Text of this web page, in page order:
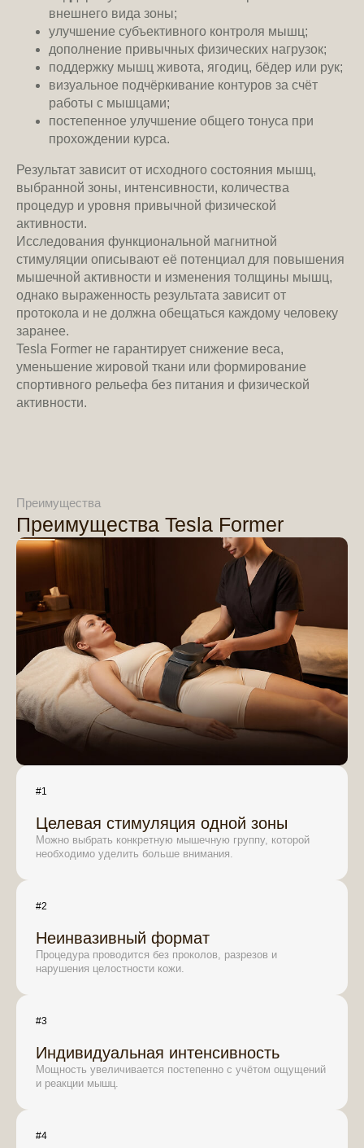
внешнего вида зоны;
улучшение субъективного контроля мышц;
дополнение привычных физических нагрузок;
поддержку мышц живота, ягодиц, бёдер или рук;
визуальное подчёркивание контуров за счёт
работы с мышцами;
постепенное улучшение общего тонуса при
прохождении курса.
Результат зависит от исходного состояния мышц,
выбранной зоны, интенсивности, количества
процедур и уровня привычной физической
активности.
Исследования функциональной магнитной
стимуляции описывают её потенциал для повышения
мышечной активности и изменения толщины мышц,
однако выраженность результата зависит от
протокола и не должна обещаться каждому человеку
заранее.
Tesla Former не гарантирует снижение веса,
уменьшение жировой ткани или формирование
спортивного рельефа без питания и физической
активности.
Преимущества
Преимущества Tesla Former
#1
Целевая стимуляция одной зоны
Можно выбрать конкретную мышечную группу, которой
необходимо уделить больше внимания.
#2
Неинвазивный формат
Процедура проводится без проколов, разрезов и
нарушения целостности кожи.
#3
Индивидуальная интенсивность
Мощность увеличивается постепенно с учётом ощущений
и реакции мышц.
#4